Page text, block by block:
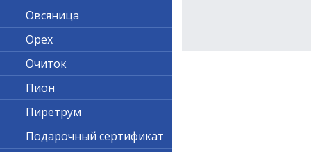
Овсяница
Орех
Очиток
Пион
Пиретрум
Подарочный сертификат